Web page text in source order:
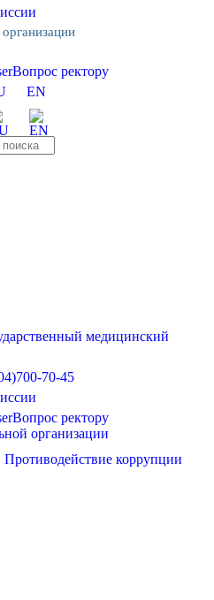
Вопрос ректору
EN
медицинский
70-45
Вопрос ректору
организации
Противодействие коррупции